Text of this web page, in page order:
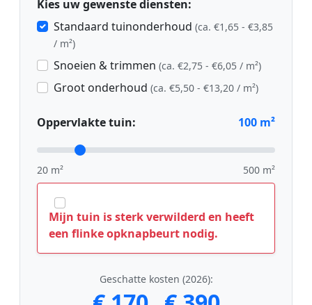
Kies uw gewenste diensten:
Standaard tuinonderhoud (ca. €1,65 - €3,85
/ m²)
Snoeien & trimmen (ca. €2,75 - €6,05 / m²)
Groot onderhoud (ca. €5,50 - €13,20 / m²)
Oppervlakte tuin: 100 m²
20 m² 500 m²
Mijn tuin is sterk verwilderd en heeft
een flinke opknapbeurt nodig.
Geschatte kosten (2026):